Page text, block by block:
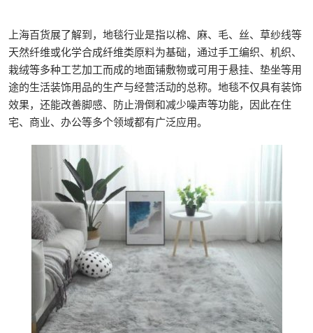
上海百货展了解到，地毯行业是指以棉、麻、毛、丝、草纱线等
天然纤维或化学合成纤维类原料为基础，通过手工编织、机织、
栽绒等多种工艺加工而成的地面铺敷物或可用于悬挂、垫坐等用
途的生活装饰用品的生产与经营活动的总称。地毯不仅具有装饰
效果，还能改善脚感、防止滑倒和减少噪声等功能，因此在住
宅、商业、办公等多个领域都有广泛应用。